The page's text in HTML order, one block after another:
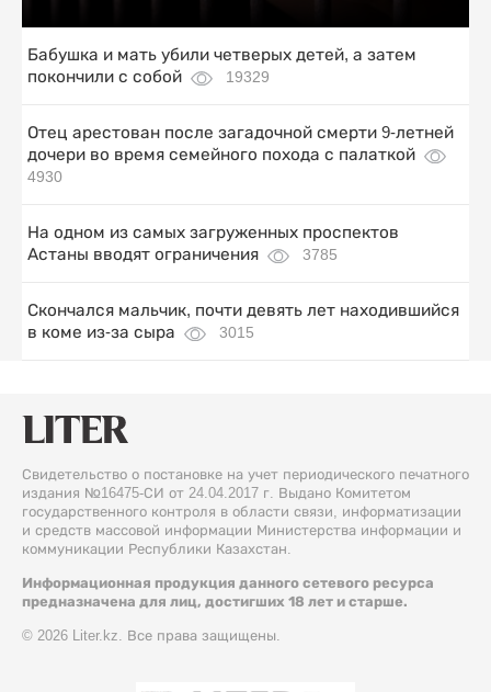
Бабушка и мать убили четверых детей, а затем
покончили с собой
19329
Отец арестован после загадочной смерти 9-летней
дочери во время семейного похода с палаткой
4930
На одном из самых загруженных проспектов
Астаны вводят ограничения
3785
Скончался мальчик, почти девять лет находившийся
в коме из-за сыра
3015
Свидетельство о постановке на учет периодического печатного
издания №16475-СИ от 24.04.2017 г. Выдано Комитетом
государственного контроля в области связи, информатизации
и средств массовой информации Министерства информации и
коммуникации Республики Казахстан.
Информационная продукция данного сетевого ресурса
предназначена для лиц, достигших 18 лет и старше.
© 2026 Liter.kz. Все права защищены.